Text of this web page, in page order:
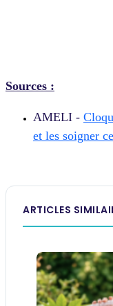
Sources :
AMELI -
et les soigner
ARTICLES